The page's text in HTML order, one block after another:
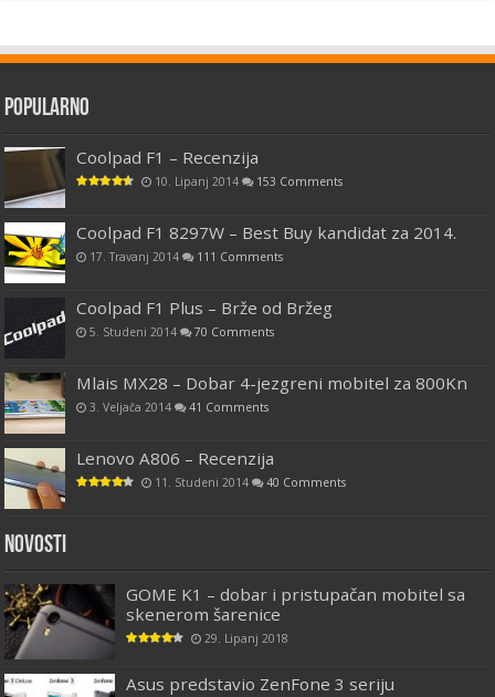
Popularno
Coolpad F1 – Recenzija
10. Lipanj 2014 153 Comments
Coolpad F1 8297W – Best Buy kandidat za 2014.
17. Travanj 2014 111 Comments
Coolpad F1 Plus – Brže od Bržeg
5. Studeni 2014 70 Comments
Mlais MX28 – Dobar 4-jezgreni mobitel za 800Kn
3. Veljača 2014 41 Comments
Lenovo A806 – Recenzija
11. Studeni 2014 40 Comments
Novosti
GOME K1 – dobar i pristupačan mobitel sa
skenerom šarenice
29. Lipanj 2018
Asus predstavio ZenFone 3 seriju